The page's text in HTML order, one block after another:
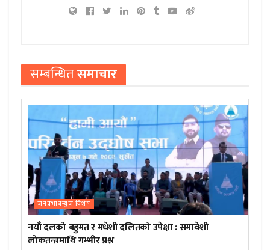
सम्बन्धितसमाचार
जनप्रभाबन्युज विशेष
नयाँ दलको बहुमत र मधेशी दलितको उपेक्षा : समावेशी
लोकतन्त्रमाथि गम्भीर प्रश्न